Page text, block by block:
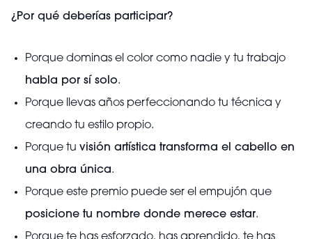
¿Por qué deberías participar?
Porque dominas el color como nadie y tu trabajo
habla por sí solo.
Porque llevas años perfeccionando tu técnica y
creando tu estilo propio.
Porque tu visión artística transforma el cabello en
una obra única.
Porque este premio puede ser el empujón que
posicione tu nombre donde merece estar.